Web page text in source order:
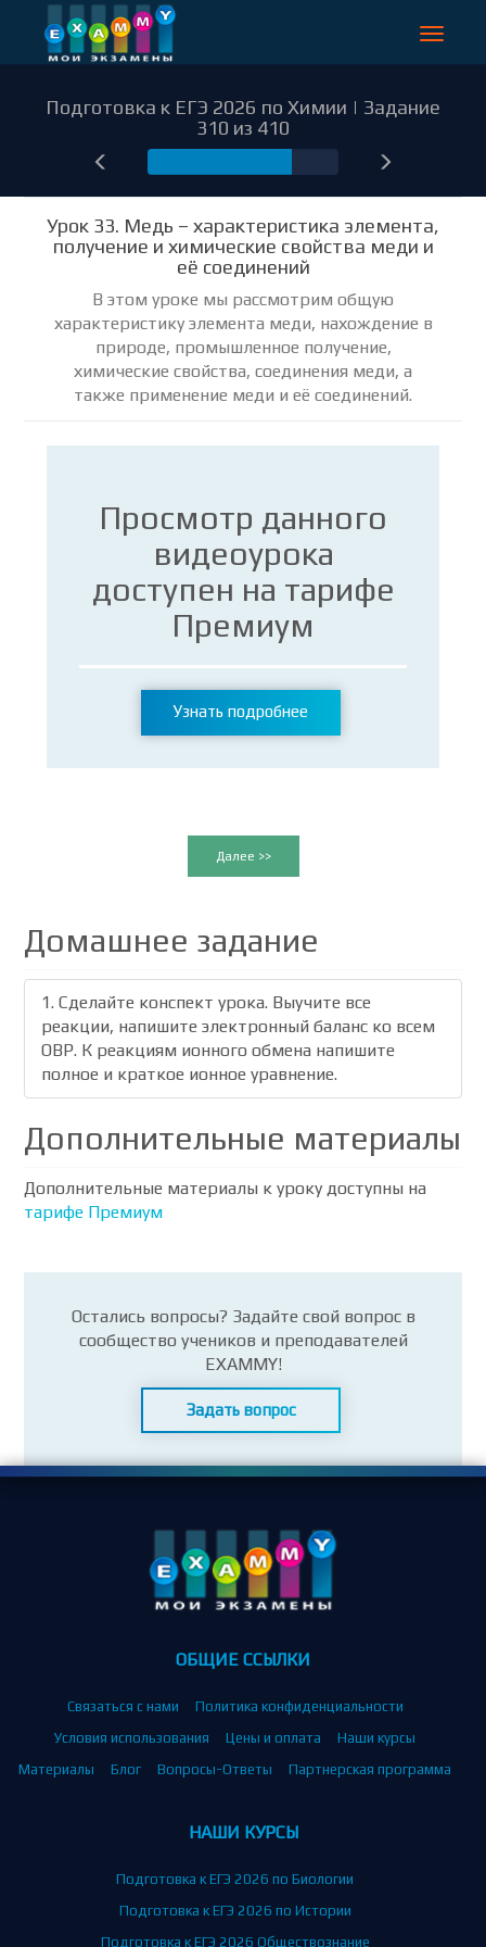
Toggle
Подготовка к ЕГЭ 2026 по Химии | Задание
310 из 410
Урок 33. Медь – характеристика элемента,
получение и химические свойства меди и
её соединений
В этом уроке мы рассмотрим общую
характеристику элемента меди, нахождение в
природе, промышленное получение,
химические свойства, соединения меди, а
также применение меди и её соединений.
Просмотр данного
видеоурока
доступен на тарифе
Премиум
Узнать подробнее
Далее >>
Домашнее задание
1. Сделайте конспект урока. Выучите все
реакции, напишите электронный баланс ко всем
ОВР. К реакциям ионного обмена напишите
полное и краткое ионное уравнение.
Дополнительные материалы
Дополнительные материалы к уроку доступны на
тарифе Премиум
Остались вопросы? Задайте свой вопрос в
сообщество учеников и преподавателей
EXAMMY!
Задать вопрос
ОБЩИЕ ССЫЛКИ
Связаться с нами
Политика конфиденциальности
Условия использования
Цены и оплата
Наши курсы
Материалы
Блог Вопросы-Ответы Партнерская программа
НАШИ КУРСЫ
Подготовка к ЕГЭ 2026 по Биологии
Подготовка к ЕГЭ 2026 по Истории
Подготовка к ЕГЭ 2026 Обществознание